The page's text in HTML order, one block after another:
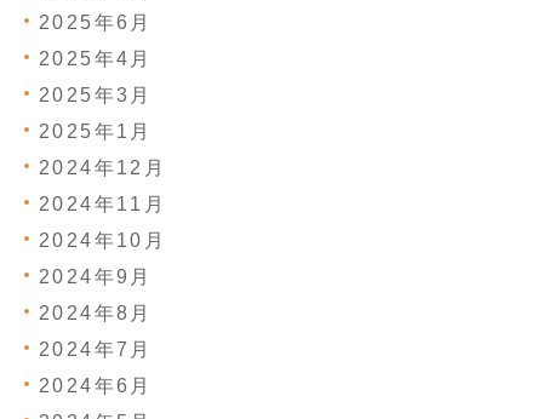
2025年6月
2025年4月
2025年3月
2025年1月
2024年12月
2024年11月
2024年10月
2024年9月
2024年8月
2024年7月
2024年6月